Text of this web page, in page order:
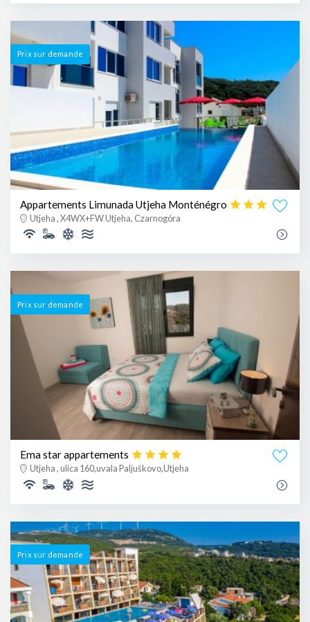
Prix ​​sur demande
Appartements Limunada Utjeha Monténégro
Utjeha , X4WX+FW Utjeha, Czarnogóra
Prix ​​sur demande
Ema star appartements
Utjeha , ulica 160,uvala Paljuškovo,Utjeha
Prix ​​sur demande